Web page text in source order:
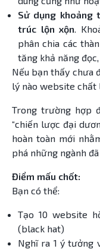
Sử dụng khoảng
trúc lộn xộn.
phân chia các
tăng khả năng
Nếu bạn thấy chưa
lý nào website chất
Trong trường hợp
“chiến lược đại
hoàn toàn mới
phá những ngành
Điểm mấu chốt:
Bạn có thể:
Tạo 10 website
(black hat)
Nghĩ ra 1 ý tưởng